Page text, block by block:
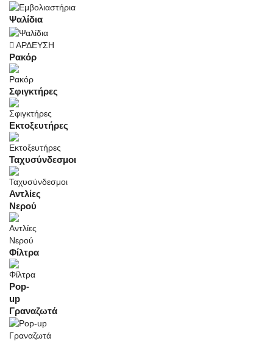
Ψαλίδια
ΑΡΔΕΥΣΗ
Ρακόρ
Σφιγκτήρες
Εκτοξευτήρες
Ταχυσύνδεσμοι
Αντλίες
Νερού
Φίλτρα
Pop-
up
Γραναζωτά